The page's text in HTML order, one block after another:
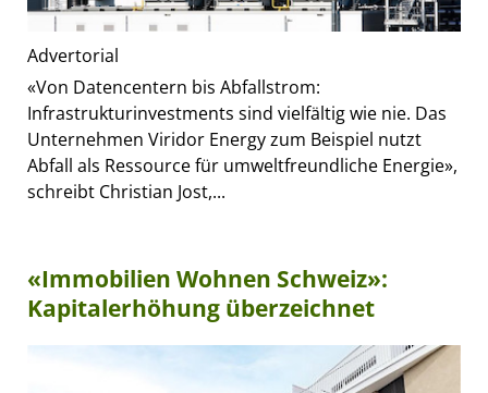
Advertorial
«Von Datencentern bis Abfallstrom:
Infrastrukturinvestments sind vielfältig wie nie. Das
Unternehmen Viridor Energy zum Beispiel nutzt
Abfall als Ressource für umweltfreundliche Energie»,
schreibt Christian Jost,...
«Immobilien Wohnen Schweiz»:
Kapitalerhöhung überzeichnet